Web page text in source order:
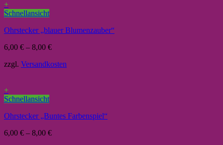
+
Schnellansicht
Ohrstecker „blauer Blumenzauber“
6,00 € – 8,00 €
zzgl. Versandkosten
+
Schnellansicht
Ohrstecker „Buntes Farbenspiel“
6,00 € – 8,00 €